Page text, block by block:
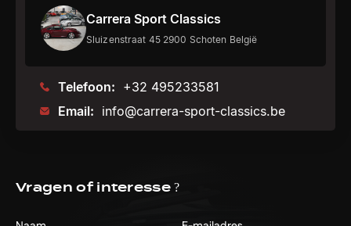
Carrera Sport Classics
Sluizenstraat 45 2900 Schoten België
Telefoon: +32 495233581
Email: info@carrera-sport-classics.be
Vragen of interesse ?